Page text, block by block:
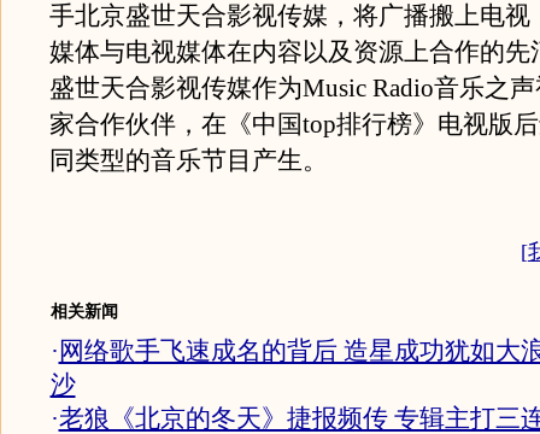
手北京盛世天合影视传媒，将广播搬上电视
媒体与电视媒体在内容以及资源上合作的先
盛世天合影视传媒作为Music Radio音乐之
家合作伙伴，在《中国top排行榜》电视版
同类型的音乐节目产生。
[
相关新闻
· 网络歌手飞速成名的背后 造星成功犹如大
沙
·老狼《北京的冬天》捷报频传 专辑主打三